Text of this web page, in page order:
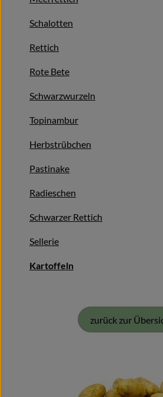
Infos
Schalotten
Rettich
Rote Bete
Schwarzwurzeln
Topinambur
Herbstrübchen
Pastinake
Radieschen
Schwarzer Rettich
Sellerie
Kartoffeln
zurück zur